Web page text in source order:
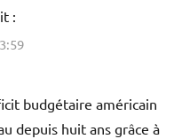
:
budgétaire américain
depuis huit ans grâce à